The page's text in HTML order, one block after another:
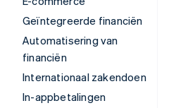
Geïntegreerde financiën
Automatisering van
financiën
Internationaal zakendoen
In-appbetalingen